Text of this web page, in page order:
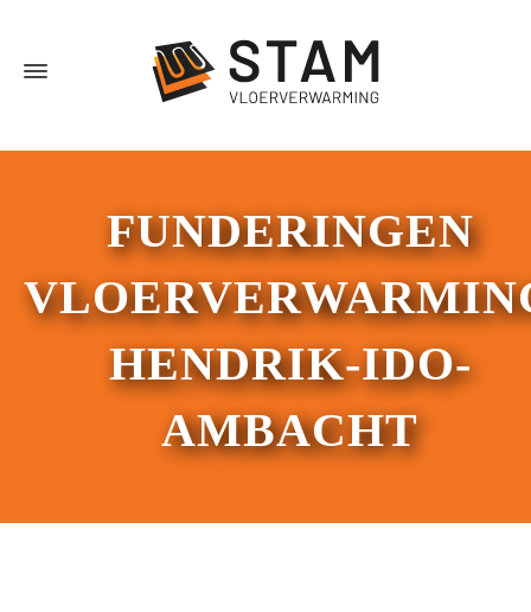
FUNDERINGEN
HENDRIK-IDO-
AMBACHT